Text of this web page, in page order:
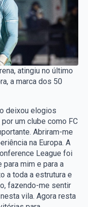
atingiu no último
a marca dos 50
deixou elogios
um clube como FC
Abriram-me
na Europa. A
League foi
mim e para a
a toda a estrutura e
fazendo-me sentir
vila. Agora resta